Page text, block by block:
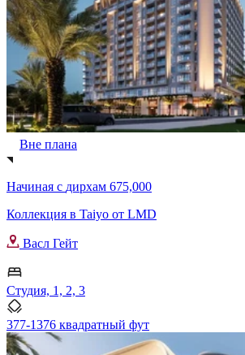
Вне плана
Начиная с дирхам 675,000
Коллекция в Taiyo от LMD
Васл Гейт
Студия, 1, 2, 3
377-1376 квадратный фут